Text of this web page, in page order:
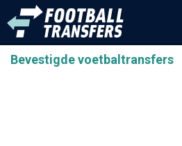
Bevestigde voetbaltransfers